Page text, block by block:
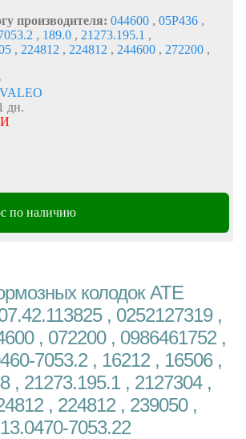
производителя: 044600 , 05P436 ,
, 189.0 , 21273.195.1 ,
, 224812 , 224812 , 244600 , 272200 ,
VALEO
дн.
по наличию
колодок ATE
, 0252127319 ,
, 072200 , 0986461752 ,
7053.2 , 16212 , 16506 ,
, 21273.195.1 , 2127304 ,
, 224812 , 239050 ,
7053.22